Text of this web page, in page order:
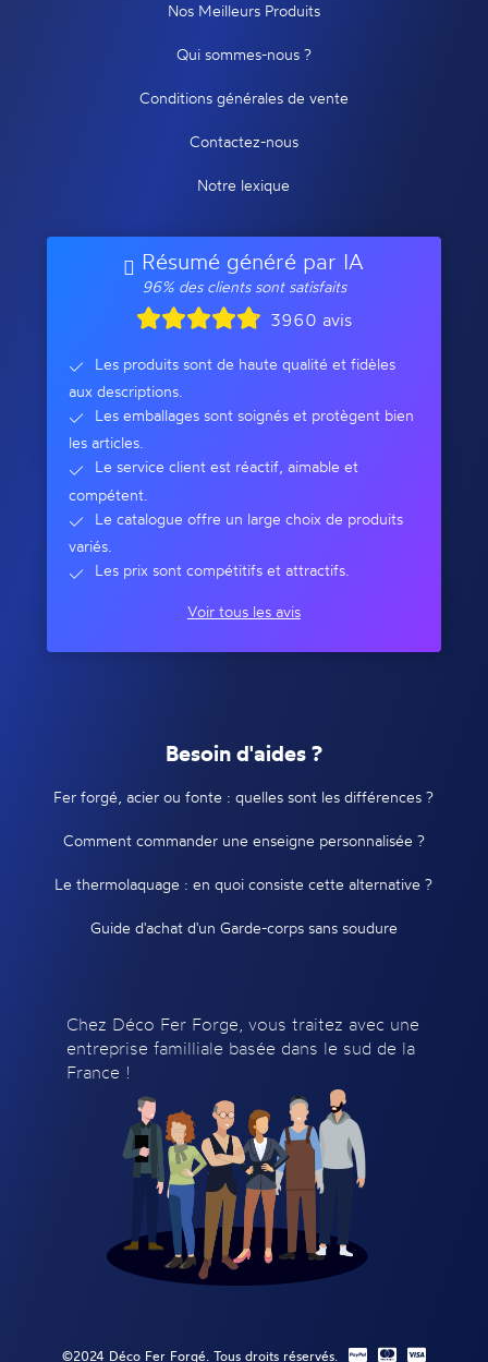
Nos Meilleurs Produits
Qui sommes-nous ?
Conditions générales de vente
Contactez-nous
Notre lexique
Résumé généré par IA
96% des clients sont satisfaits
3960 avis
Les produits sont de haute qualité et fidèles
aux descriptions.
Les emballages sont soignés et protègent bien
les articles.
Le service client est réactif, aimable et
compétent.
Le catalogue offre un large choix de produits
variés.
Les prix sont compétitifs et attractifs.
Voir tous les avis
Besoin d'aides ?
Fer forgé, acier ou fonte : quelles sont les différences ?
Comment commander une enseigne personnalisée ?
Le thermolaquage : en quoi consiste cette alternative ?
Guide d'achat d'un Garde-corps sans soudure
Chez Déco Fer Forge, vous traitez avec une
entreprise familliale basée dans le sud de la
France !
©2024 Déco Fer Forgé. Tous droits réservés.